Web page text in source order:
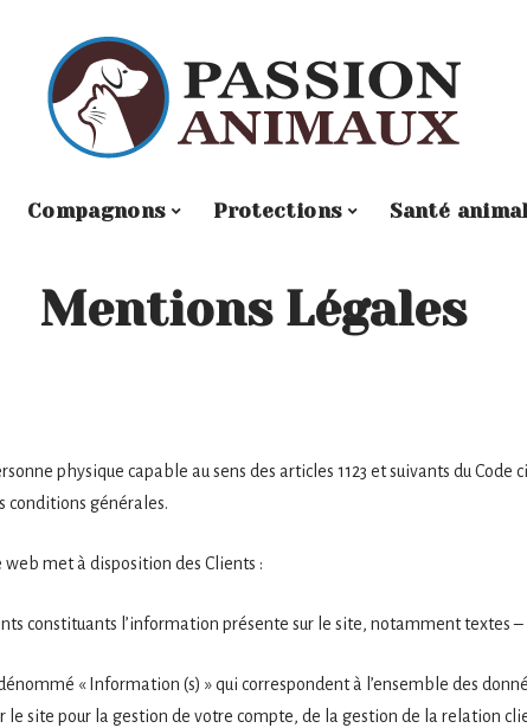
Compagnons Protections Santé
Mentions Légales
physique capable au sens des articles 1123 et suivants du Code
conditions générales.
web met à disposition des Clients :
constituants l’information présente sur le site, notamment textes –
« Information (s) » qui correspondent à l’ensemble des
le site pour la gestion de votre compte, de la gestion de la relation